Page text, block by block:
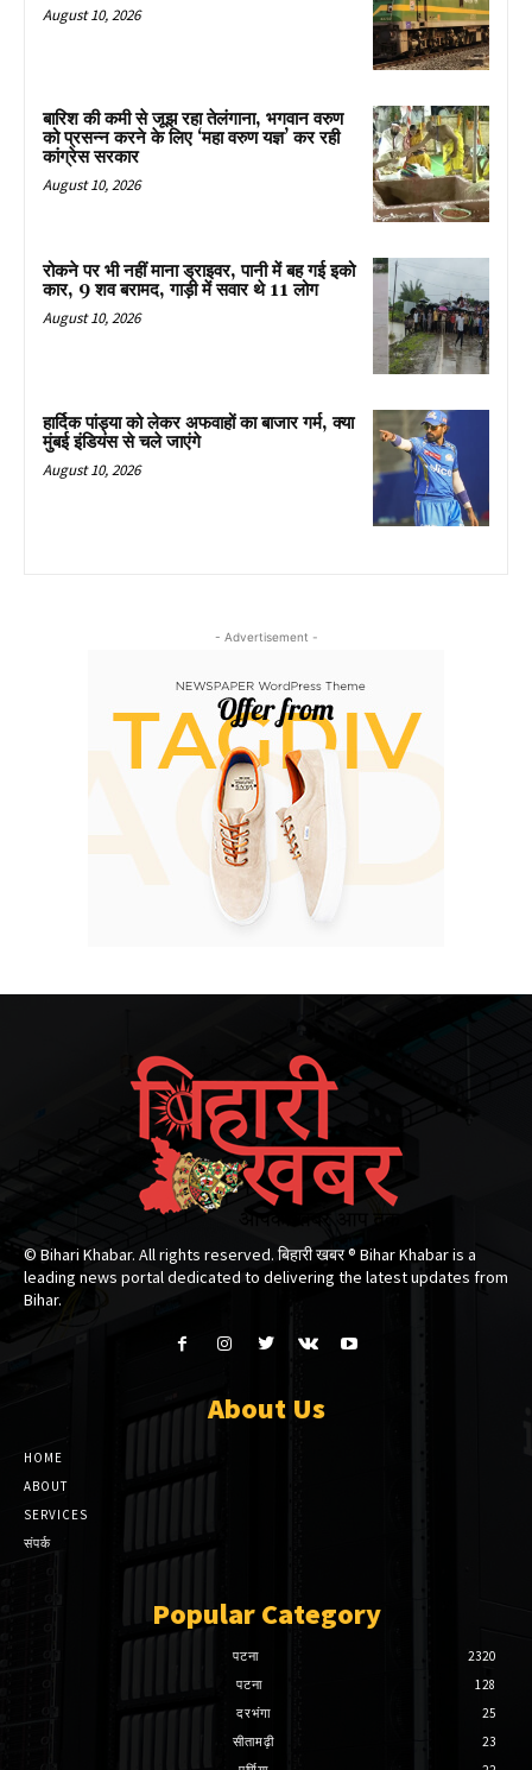
August 10, 2026
बारिश की कमी से जूझ रहा तेलंगाना, भगवान वरुण
को प्रसन्न करने के लिए ‘महा वरुण यज्ञ’ कर रही
कांग्रेस सरकार
August 10, 2026
रोकने पर भी नहीं माना ड्राइवर, पानी में बह गई इको
कार, 9 शव बरामद, गाड़ी में सवार थे 11 लोग
August 10, 2026
हार्दिक पांड्या को लेकर अफवाहों का बाजार गर्म, क्या
मुंबई इंडियंस से चले जाएंगे
August 10, 2026
- Advertisement -
© Bihari Khabar. All rights reserved. बिहारी खबर ®​ Bihar Khabar is a
leading news portal dedicated to delivering the latest updates from
Bihar.
About Us
HOME
ABOUT
SERVICES
संपर्क
Popular Category
पटना
2320
पटना
128
दरभंगा
25
सीतामढ़ी
23